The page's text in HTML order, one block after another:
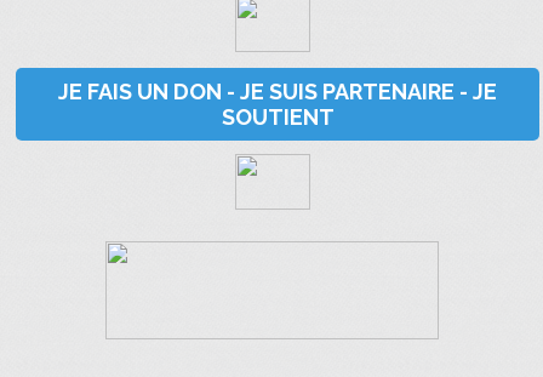
JE FAIS UN DON - JE SUIS PARTENAIRE - JE
SOUTIENT